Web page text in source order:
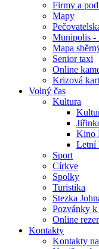
Firmy a
Mapy
Munipolis -
Mapa
Senior taxi
Online
Krizová
Volný čas
Kultura
Kino
Letní
Sport
Církve
Spolky
Turistika
Stezka
Pozvánky k
Online
Kontakty
Kontakty